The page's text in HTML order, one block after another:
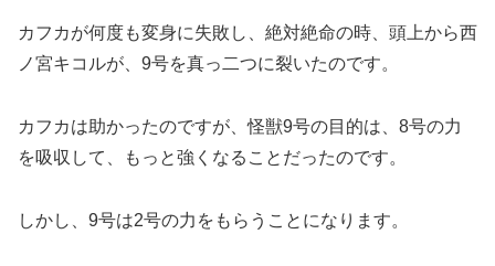
カフカが何度も変身に失敗し、絶対絶命の時、頭上から西
ノ宮キコルが、9号を真っ二つに裂いたのです。
カフカは助かったのですが、怪獣9号の目的は、8号の力
を吸収して、もっと強くなることだったのです。
しかし、9号は2号の力をもらうことになります。